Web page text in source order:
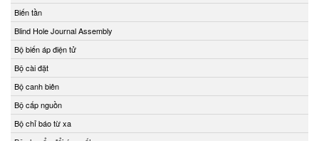
Chongqing Huaneng
Clake/Fololo
COMFILETECH
Conductix Wampfler
Core insight Vietnam
Cosa-Xentaur
Cosel Vietnam
Crowcon
Biến tần
Blind Hole Journal Assembly
Bộ biến áp điện tử
Bộ cài đặt
Bộ canh biên
Bộ cấp nguồn
Bộ chỉ báo từ xa
Bộ chuyển đổi áp suất